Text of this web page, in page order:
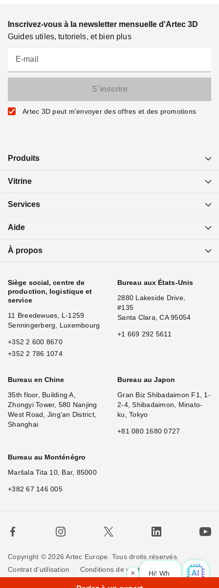
Hi! What is your
×
Inscrivez-vous à la newsletter mensuelle d'Artec 3D
Guides utiles, tutoriels, et bien plus
E-mail
Artec 3D peut m'envoyer des offres et des promotions
Produits
Vitrine
Services
Aide
À propos
Siège social, centre de
production, logistique et
service
11 Breedewues, L-1259
Senningerberg, Luxembourg
+352 2 600 8670
+352 2 786 1074
Bureau aux États-Unis
2880 Lakeside Drive,
#135
Santa Clara, CA 95054
+1 669 292 5611
Bureau en Chine
35th floor, Building A,
Zhongyi Tower, 580 Nanjing
West Road, Jing'an District,
Shanghai
Bureau au Japon
Gran Biz Shibadaimon F1, 1-
2-4, Shibadaimon, Minato-
ku, Tokyo
+81 080 1680 0727
Bureau au Monténégro
Maršala Tita 10, Bar, 85000
+382 67 146 005
Copyright © 2026 Artec Europe. Tous droits réservés.
Contrat d'utilisation
Conditions de vente